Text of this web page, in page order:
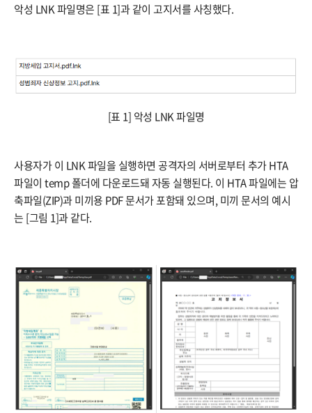
악성 LNK 파일명은 [표 1]과 같이 고지서를 사칭했다.
[표 1] 악성 LNK 파일명
사용자가 이 LNK 파일을 실행하면 공격자의 서버로부터 추가 HTA
파일이 temp 폴더에 다운로드돼 자동 실행된다. 이 HTA 파일에는 압
축파일(ZIP)과 미끼용 PDF 문서가 포함돼 있으며, 미끼 문서의 예시
는 [그림 1]과 같다.